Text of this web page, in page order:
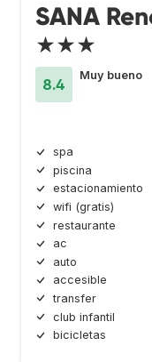
SANA
★★★
8.4
Muy bueno
spa
piscina
estacionamiento
wifi (gratis)
restaurante
ac
auto
accesible
transfer
club infantil
bicicletas